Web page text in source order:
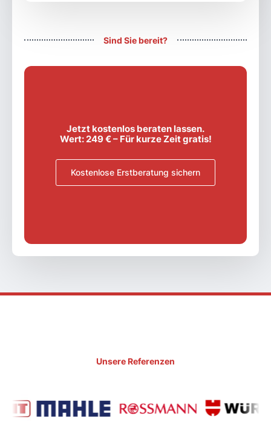
Sind Sie bereit?
Jetzt kostenlos beraten lassen.
Wert: 249 € – Für kurze Zeit gratis!
Kostenlose Erstberatung sichern
Unsere Referenzen